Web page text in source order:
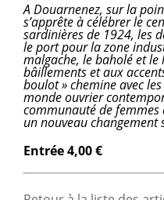
A Douarnenez, sur la
s’apprête à célébrer le
sardinières de 1924, les
le port pour la zone
malgache, le baholé et
bâillements et aux
boulot » chemine avec
monde ouvrier
communauté de femmes
un nouveau changement
Entrée 4,00 €